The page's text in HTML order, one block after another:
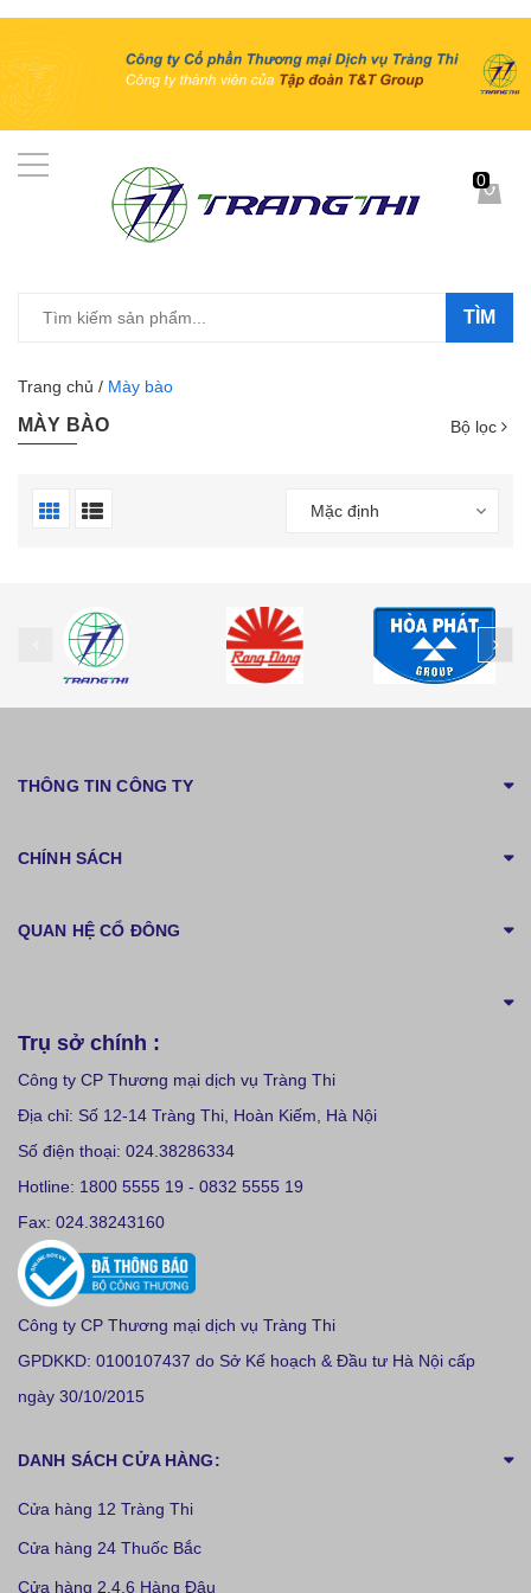
TÌM
0
Trang chủ / Mày bào
MÀY BÀO Bộ lọc
Mặc định
prev
THÔNG TIN CÔNG TY
CHÍNH SÁCH
QUAN HỆ CỔ ĐÔNG
Trụ sở chính :
Công ty CP Thương mại dịch vụ Tràng Thi
Địa chỉ: Số 12-14 Tràng Thi, Hoàn Kiếm, Hà Nội
Số điện thoại: 024.38286334
Hotline: 1800 5555 19 - 0832 5555 19
Fax: 024.38243160
Công ty CP Thương mại dịch vụ Tràng Thi
GPDKKD: 0100107437 do Sở Kế hoạch & Đầu tư Hà Nội cấp
ngày 30/10/2015
DANH SÁCH CỬA HÀNG:
Cửa hàng 12 Tràng Thi
Cửa hàng 24 Thuốc Bắc
Cửa hàng 2,4,6 Hàng Đậu